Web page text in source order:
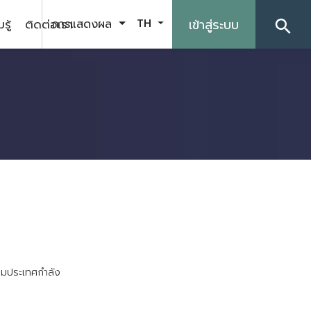
รู้ ติดต่อเราการแสดงผล TH เข้าสู่ระบบ search
มประเทศกลง